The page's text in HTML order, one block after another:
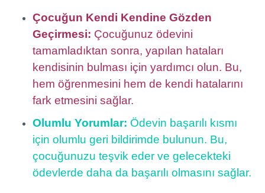
Çocuğun Kendi Kendine Gözden
Geçirmesi: Çocuğunuz ödevini
tamamladıktan sonra, yapılan hataları
kendisinin bulması için yardımcı olun. Bu,
hem öğrenmesini hem de kendi hatalarını
fark etmesini sağlar.
Olumlu Yorumlar: Ödevin başarılı kısmı
için olumlu geri bildirimde bulunun. Bu,
çocuğunuzu teşvik eder ve gelecekteki
ödevlerde daha da başarılı olmasını sağlar.